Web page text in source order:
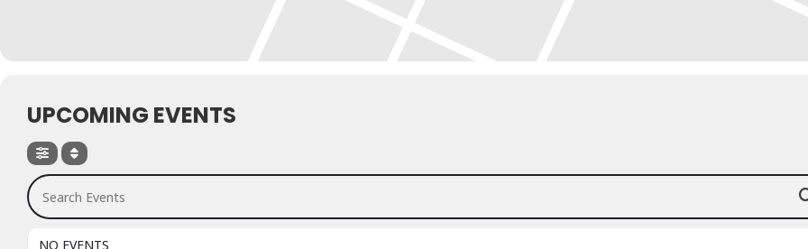
UPCOMING EVENTS
Search Events
NO EVENTS